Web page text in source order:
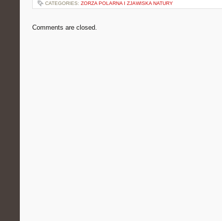
CATEGORIES: ZORZA POLARNA I ZJAWISKA NATURY
Comments are closed.